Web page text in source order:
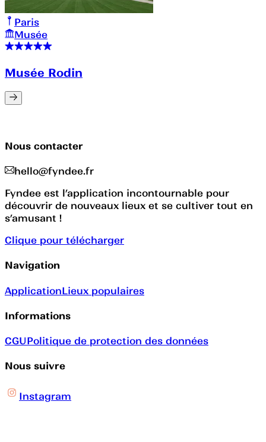
Paris
Musée
Musée Rodin
Nous contacter
hello@fyndee.fr
Fyndee est l’application incontournable pour
découvrir de nouveaux lieux et se cultiver tout en
s’amusant !
Clique pour télécharger
Navigation
ApplicationLieux populaires
Informations
CGUPolitique de protection des données
Nous suivre
Instagram